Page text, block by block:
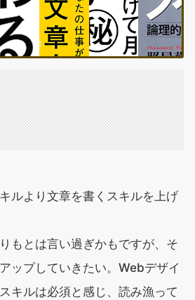
ルより文章を書くスキルを上げ
もとは言い過ぎかもですが、そ
ップしていきたい。Webデザイ
キルは必須と感じ、読み漁って